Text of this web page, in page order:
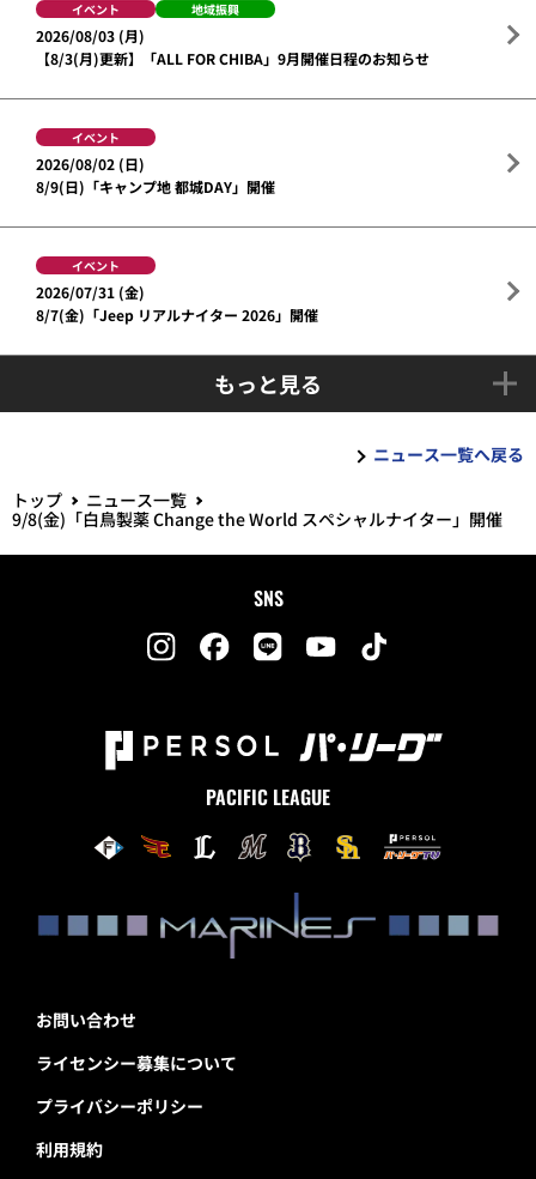
イベント 地域振興
2026/08/03 (月)
【8/3(月)更新】「ALL FOR CHIBA」9月開催日程のお知らせ
イベント
2026/08/02 (日)
8/9(日)「キャンプ地 都城DAY」開催
イベント
2026/07/31 (金)
8/7(金)「Jeep リアルナイター 2026」開催
もっと見る
ニュース一覧へ戻る
トップ
ニュース一覧
9/8(金)「白鳥製薬 Change the World スペシャルナイター」開催
SNS
PACIFIC LEAGUE
お問い合わせ
ライセンシー募集について
プライバシーポリシー
利用規約